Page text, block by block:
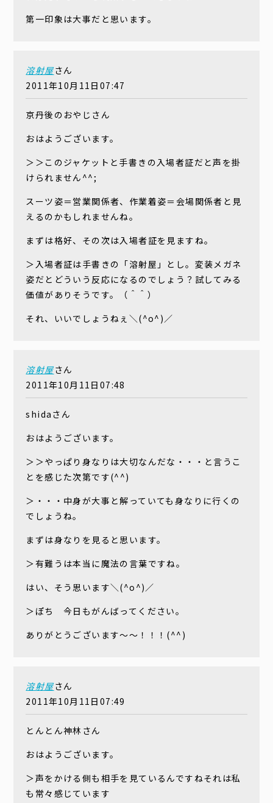
第一印象は大事だと思います。
溶射屋さん
2011年10月11日07:47
京丹後のおやじさん
おはようございます。
＞＞このジャケットと手書きの入場者証だと声を掛
けられません^^;
スーツ姿＝営業関係者、作業着姿＝会場関係者と見
えるのかもしれませんね。
まずは格好、その次は入場者証を見ますね。
＞入場者証は手書きの「溶射屋」とし。変装メガネ
姿だとどういう反応になるのでしょう？試してみる
価値がありそうです。（＾＾）
それ、いいでしょうねぇ＼(^o^)／
溶射屋さん
2011年10月11日07:48
shidaさん
おはようございます。
＞＞やっぱり身なりは大切なんだな・・・と言うこ
とを感じた次第です(^^)
＞・・・中身が大事と解っていても身なりに行くの
でしょうね。
まずは身なりを見ると思います。
＞有難うは本当に魔法の言葉ですね。
はい、そう思います＼(^o^)／
＞ぽち 今日もがんばってください。
ありがとうございます〜〜！！！(^^)
溶射屋さん
2011年10月11日07:49
とんとん神林さん
おはようございます。
＞声をかける側も相手を見ているんですねそれは私
も常々感じています